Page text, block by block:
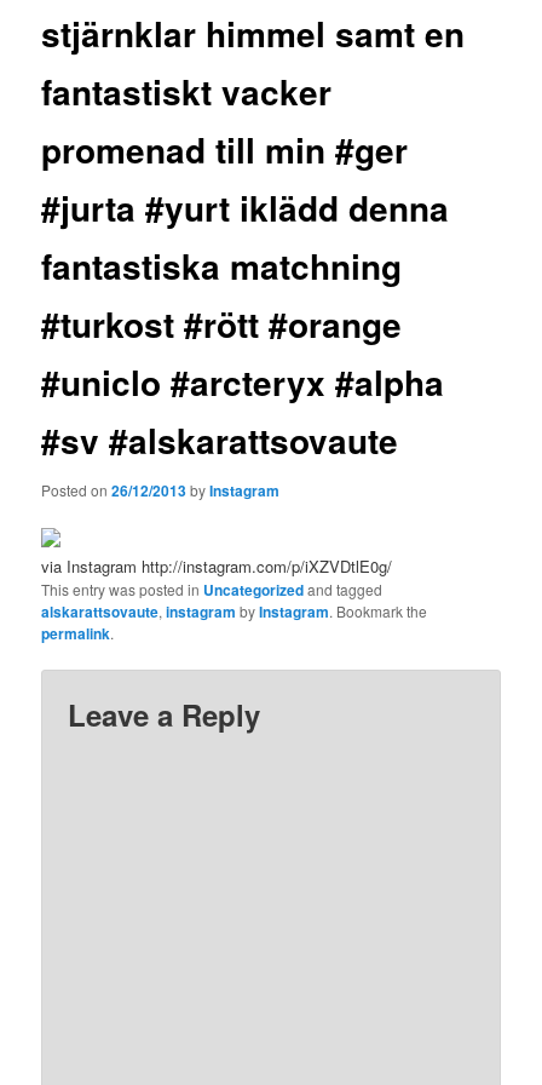
stjärnklar himmel samt en
fantastiskt vacker
promenad till min #ger
#jurta #yurt iklädd denna
fantastiska matchning
#turkost #rött #orange
#uniclo #arcteryx #alpha
#sv #alskarattsovaute
Posted on26/12/2013byInstagram
via Instagram http://instagram.com/p/iXZVDtlE0g/
This entry was posted in Uncategorizedand tagged
alskarattsovaute,instagram byInstagram. Bookmark the
permalink.
Leave a Reply